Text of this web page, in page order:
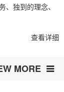
独到的理念、
查看详细
MORE